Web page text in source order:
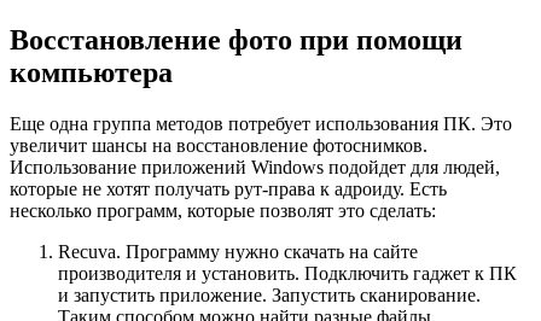
Восстановление фото при помощи
компьютера
Еще одна группа методов потребует использования ПК. Это
увеличит шансы на восстановление фотоснимков.
Использование приложений Windows подойдет для людей,
которые не хотят получать рут-права к адроиду. Есть
несколько программ, которые позволят это сделать:
Recuva. Программу нужно скачать на сайте
производителя и установить. Подключить гаджет к ПК
и запустить приложение. Запустить сканирование.
Таким способом можно найти разные файлы.